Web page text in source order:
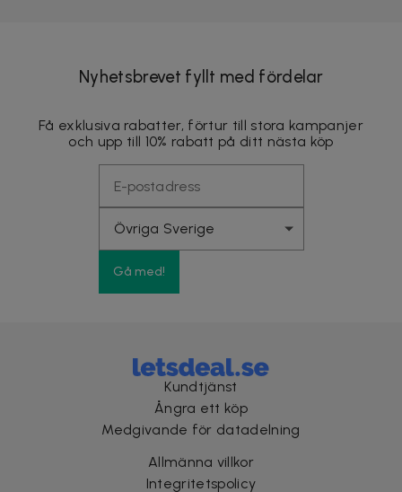
Nyhetsbrevet fyllt med fördelar
Få exklusiva rabatter, förtur till stora kampanjer
och upp till 10% rabatt på ditt nästa köp
Gå med!
Kundtjänst
Ångra ett köp
Medgivande för datadelning
Allmänna villkor
Integritetspolicy